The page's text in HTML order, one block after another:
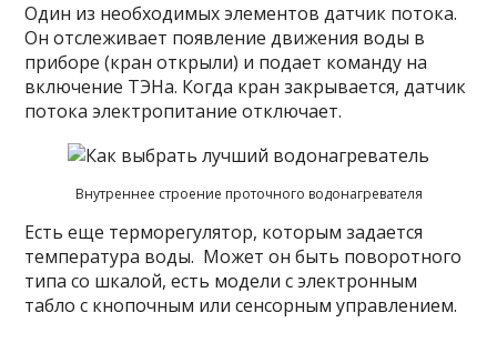
Один из необходимых элементов датчик потока.
Он отслеживает появление движения воды в
приборе (кран открыли) и подает команду на
включение ТЭНа. Когда кран закрывается, датчик
потока электропитание отключает.
Внутреннее строение проточного водонагревателя
Есть еще терморегулятор, которым задается
температура воды. Может он быть поворотного
типа со шкалой, есть модели с электронным
табло с кнопочным или сенсорным управлением.